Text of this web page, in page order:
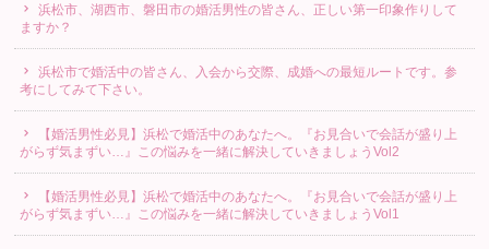
浜松市、湖西市、磐田市の婚活男性の皆さん、正しい第一印象作りして
ますか？
浜松市で婚活中の皆さん、入会から交際、成婚への最短ルートです。参
考にしてみて下さい。
【婚活男性必見】浜松で婚活中のあなたへ。『お見合いで会話が盛り上
がらず気まずい…』この悩みを一緒に解決していきましょうVol2
【婚活男性必見】浜松で婚活中のあなたへ。『お見合いで会話が盛り上
がらず気まずい…』この悩みを一緒に解決していきましょうVol1